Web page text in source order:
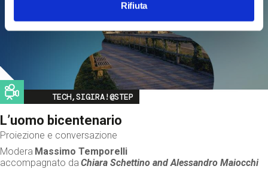
Rifiuta
Image
TECH,SIGIRA!@STEP
L’uomo bicentenario
Proiezione e conversazione
Modera Massimo Temporelli
accompagnato da Chiara Schettino andAlessandro Maiocchi